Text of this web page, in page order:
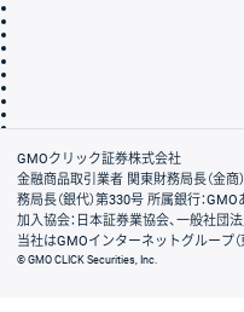
会社案内
GMOクリック証券株式会社
金融商品取引業者 関東財務局長（金
務局長（銀代）第330号 所属銀行：
加入協会：日本証券業協会、一般社団
当社はGMOインターネットグループ
© GMO CLICK Securities, Inc.